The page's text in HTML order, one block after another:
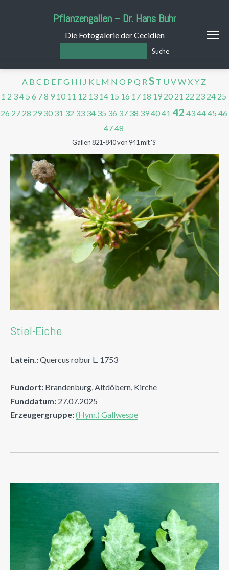
Pflanzengallen – Dr. Hans Buhr
Die Fotogalerie der Cecidien
Suche
A B C D E FG H I J K L M N O P Q R S T U VWXY Z
1 2 34 5 6 78 9 10 11 12 13 14 15 16 17 18 19 20 21 22 23 24 25
26 27 28 29 30 31 32 33 34 35 36 37 38 394041 42 434445 46
4748
Gallen 821-840 von 941 mit 'S'
Stiel-Eiche
Latein.:Quercus robur L. 1753
Fundort: Brandenburg, Altdöbern, Kirche
Funddatum: 27.07.2025
Erzeugergruppe:(Hym.) Gallwespe